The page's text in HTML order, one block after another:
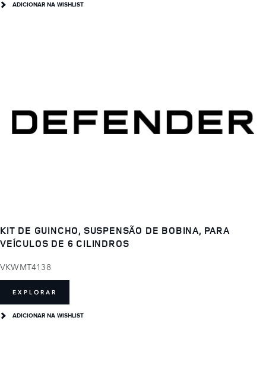
ADICIONAR NA WISHLIST
KIT DE GUINCHO, SUSPENSÃO DE BOBINA, PARA
VEÍCULOS DE 6 CILINDROS
VKWMT4138
EXPLORAR
ADICIONAR NA WISHLIST